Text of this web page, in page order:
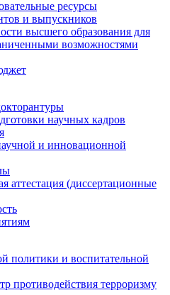
ресурсы
и выпускников
высшего образования для
возможностями
научных кадров
и инновационной
аттестация (диссертационные
политики и воспитательной
противодействия терроризму